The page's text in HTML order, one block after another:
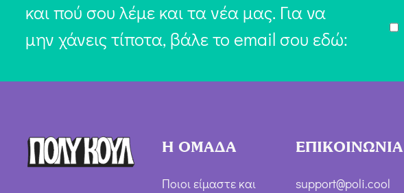
και πού σου λέμε και τα νέα μας. Για να
μην χάνεις τίποτα, βάλε το email σου εδώ:
i
π
δ
ή
ρ
Η ΟΜΑΔΑ
Ποιοι είμαστε και
ΕΠΙΚΟΙΝΩΝΙΑ
support@poli.cool